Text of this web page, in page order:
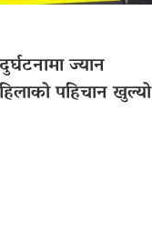
ज्यान
पहिचान खुल्यो